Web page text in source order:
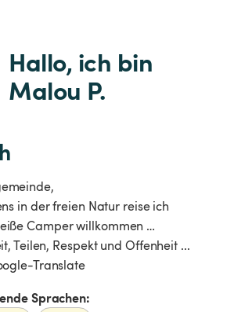
Hallo, ich bin
Malou P.
in der freien Natur reise ich
Camper willkommen …
Teilen, Respekt und Offenheit ...
Translate
Sprachen: